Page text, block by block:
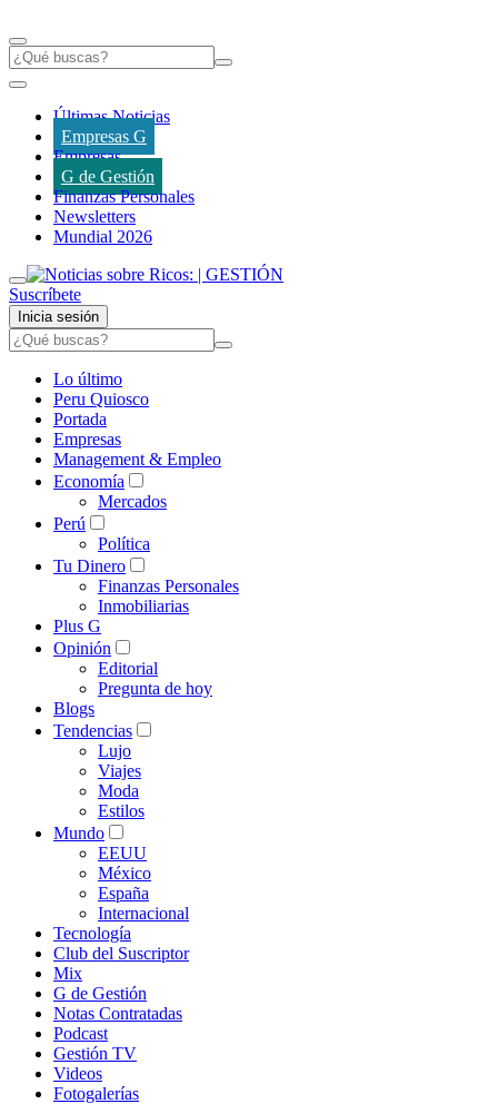
Últimas Noticias
Empresas G
Empresas
G de Gestión
Finanzas Personales
Newsletters
Mundial 2026
Suscríbete
Inicia sesión
Lo último
Peru Quiosco
Portada
Empresas
Management & Empleo
Economía
Mercados
Perú
Política
Tu Dinero
Finanzas Personales
Inmobiliarias
Plus G
Opinión
Editorial
Pregunta de hoy
Blogs
Tendencias
Lujo
Viajes
Moda
Estilos
Mundo
EEUU
México
España
Internacional
Tecnología
Club del Suscriptor
Mix
G de Gestión
Notas Contratadas
Podcast
Gestión TV
Videos
Fotogalerías